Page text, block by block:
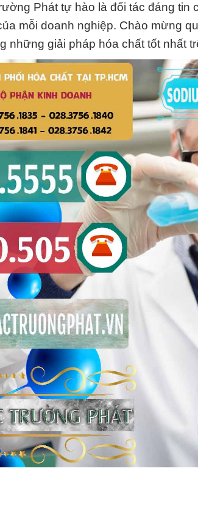
Phát tự hào là đối tác đáng
mỗi doanh nghiệp. Chào mừng
những giải pháp hóa chất tốt nhất